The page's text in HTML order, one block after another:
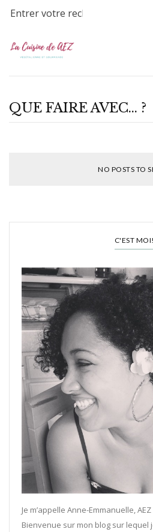
QUE FAIRE AVEC... ?
NO POSTS TO
C'EST MOI!
Je m’appelle Anne-Emmanuelle,
Bienvenue sur mon blog sur lequel